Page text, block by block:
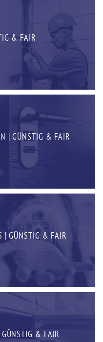
& FAIR
| GÜNSTIG & FAIR
| GÜNSTIG & FAIR
& FAIR